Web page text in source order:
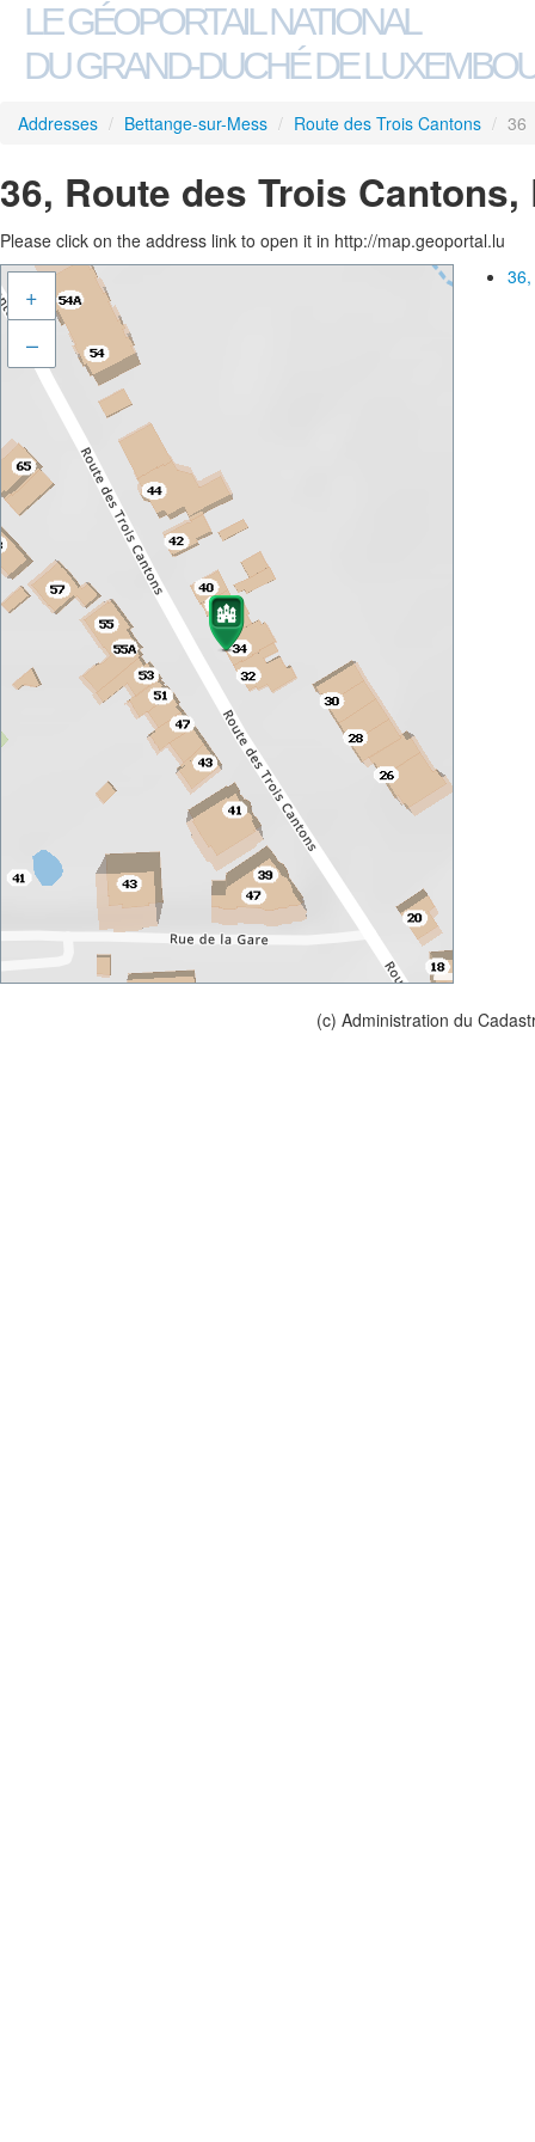
LE GÉOPORTAIL NATIONAL
DU GRAND-DUCHÉ DE
Addresses / Bettange-sur-Mess / Route des Trois Cantons / 36
36, Route des Trois
Please click on the address link to open it in http://map.geoportal.lu
+
–
(c) Administration du